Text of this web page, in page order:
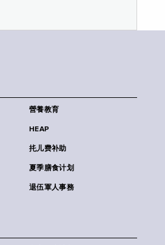
營養教育
HEAP
扥儿费补助
夏季膳食计划
退伍軍人事務